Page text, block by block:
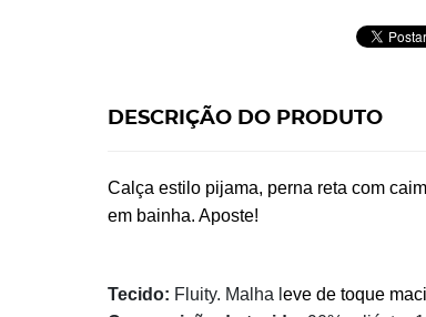
DESCRIÇÃO DO PRODUTO
Calça estilo pijama, perna reta com
em bainha. Aposte!
Tecido: Fluity. Malha l eve de toque